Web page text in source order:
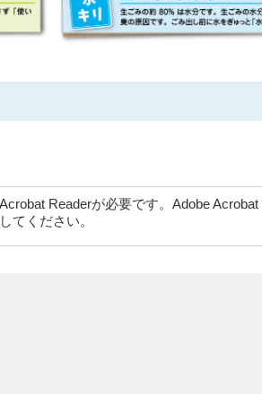
Readerが必要です。Adobe Acrobat
てください。